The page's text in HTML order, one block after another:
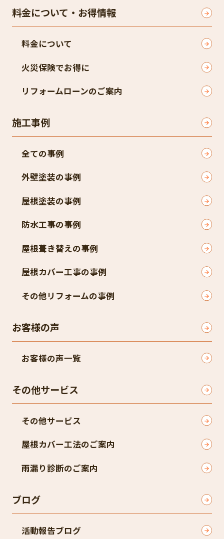
料金について・お得情報
料金について
火災保険でお得に
リフォームローンのご案内
施工事例
全ての事例
外壁塗装の事例
屋根塗装の事例
防水工事の事例
屋根葺き替えの事例
屋根カバー工事の事例
その他リフォームの事例
お客様の声
お客様の声一覧
その他サービス
その他サービス
屋根カバー工法のご案内
雨漏り診断のご案内
ブログ
活動報告ブログ